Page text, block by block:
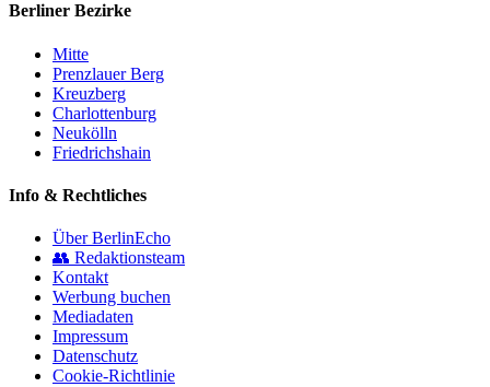
Berliner Bezirke
Mitte
Prenzlauer Berg
Kreuzberg
Charlottenburg
Neukölln
Friedrichshain
Info & Rechtliches
Über BerlinEcho
👥 Redaktionsteam
Kontakt
Werbung buchen
Mediadaten
Impressum
Datenschutz
Cookie-Richtlinie